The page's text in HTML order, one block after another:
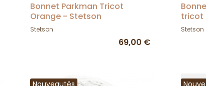
Bonnet Parkman Tricot
Orange - Stetson
Stetson
69,00 €
tricot
Stetson